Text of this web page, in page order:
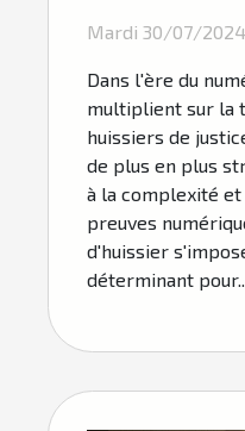
Mardi 30/07/2024
Dans l'ère du
multiplient sur la
huissiers de
de plus en plus
à la complexité
preuves
d'huissier
déterminant pour...